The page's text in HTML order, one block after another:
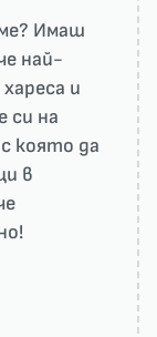
Имаш
най-
и
си на
която да
в